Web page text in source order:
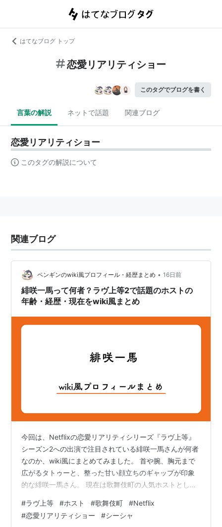
はてなブログ トップ
恋愛リアリティショー
このタグでブログを書く
言葉の解説 ネットで話題 関連ブログ
恋愛リアリティショー
このタグの解説について
関連ブログ
ペンギンのwiki風プロフィール・経歴まとめ • 16日前
緋咲一馬って何者？ラヴ上等2で話題のホストの
年齢・経歴・現在をwiki風まとめ
今回は、Netflixの恋愛リアリティシリーズ『ラヴ上等』
シーズン2への出演で注目されている緋咲一馬さんが何者
なのか、wiki風にまとめてみました。 首や腕、胸元まで
広がるタトゥーと、整った甘い顔立ちのギャップが印象
的な緋咲一馬さん。 現在は歌舞伎町の人気ホストとして
して店舗運営にも携わっています。 華やかな現在の姿か
らは想像しにくいですが、過去にはホストを辞め、スカ
#ラヴ上等 #ホスト #歌舞伎町 #Netflix
#恋愛リアリティショー #シーシャ